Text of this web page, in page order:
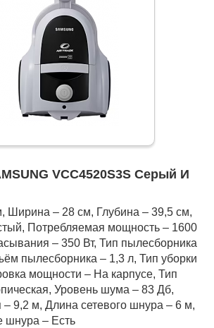
VCC4520S3S Серый И
Ширина – 28 см, Глубина – 39,5 см,
Потребляемая мощность – 1600
– 350 Вт, Тип пылесборника
пылесборника – 1,3 л, Тип уборки
мощности – На карпусе, Тип
Уровень шума – 83 Дб,
– 9,2 м, Длина сетевого шнура – 6 м,
шнура – Есть